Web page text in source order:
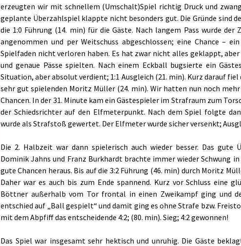
erzeugten wir mit schnellem (Umschalt)Spiel richtig Druck und
geplante Überzahlspiel klappte nicht besonders gut. Die Gründe sind
die 1:0 Führung (14. min) für die Gäste. Nach langem Pass wurde
angenommen und per Weitschuss abgeschlossen; eine Chance –
Spielfaden nicht verloren haben. Es hat zwar nicht alles geklappt,
und genaue Pässe spielten. Nach einem Eckball bugsierte ein
Situation, aber absolut verdient; 1:1 Ausgleich (21. min). Kurz darauf fiel
sehr gut spielenden Moritz Müller (24. min). Wir hatten nun noch
Chancen. In der 31. Minute kam ein Gästespieler im Strafraum zum
der Schiedsrichter auf den Elfmeterpunkt. Nach dem Spiel folgte
wurde als Strafstoß gewertet. Der Elfmeter wurde sicher versenkt;
Die 2. Halbzeit war dann spielerisch auch wieder besser. Das gute
Dominik Jahns und Franz Burkhardt brachte immer wieder Schwung
gute Chancen heraus. Bis auf die 3:2 Führung (46. min) durch Moritz
Daher war es auch bis zum Ende spannend. Kurz vor Schluss eine
Böttner außerhalb vom Tor frontal in einen Zweikampf ging und
entschied auf „Ball gespielt“ und damit ging es ohne Strafe bzw.
mit dem Abpfiff das entscheidende 4:2; (80. min). Sieg; 4:2 gewonnen!
Das Spiel war insgesamt sehr hektisch und unruhig. Die Gäste